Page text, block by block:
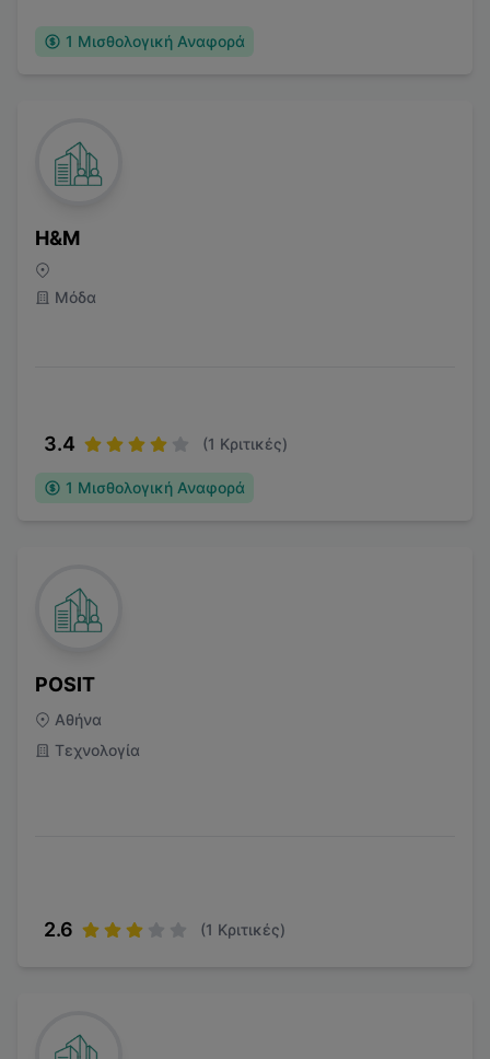
1 Μισθολογική Αναφορά
H&M
Μόδα
3.4 (1 Κριτικές)
1 Μισθολογική Αναφορά
POSIT
Αθήνα
Τεχνολογία
2.6 (1 Κριτικές)